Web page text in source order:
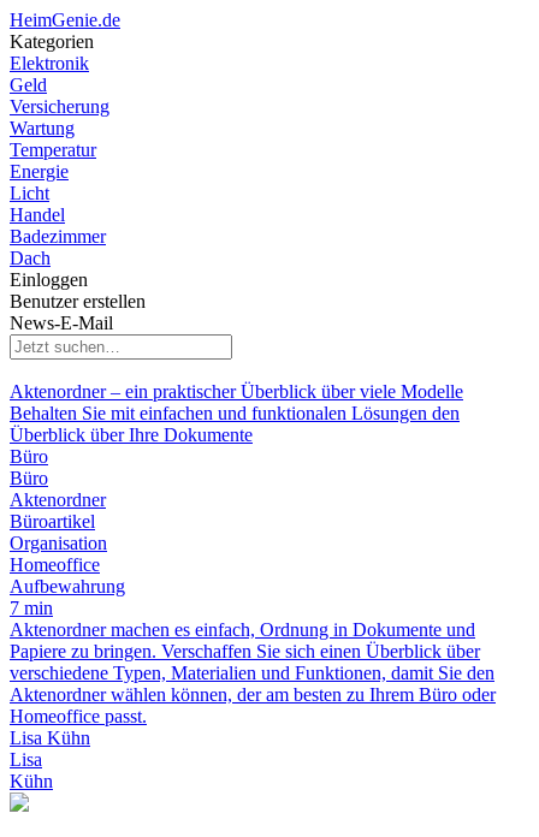
HeimGenie.de
Kategorien
Elektronik
Geld
Versicherung
Wartung
Temperatur
Energie
Licht
Handel
Badezimmer
Dach
Einloggen
Benutzer erstellen
News-E-Mail
Aktenordner – ein praktischer Überblick über viele Modelle
Behalten Sie mit einfachen und funktionalen Lösungen den
Überblick über Ihre Dokumente
Büro
Büro
Aktenordner
Büroartikel
Organisation
Homeoffice
Aufbewahrung
7 min
Aktenordner machen es einfach, Ordnung in Dokumente und
Papiere zu bringen. Verschaffen Sie sich einen Überblick über
verschiedene Typen, Materialien und Funktionen, damit Sie den
Aktenordner wählen können, der am besten zu Ihrem Büro oder
Homeoffice passt.
Lisa Kühn
Lisa
Kühn